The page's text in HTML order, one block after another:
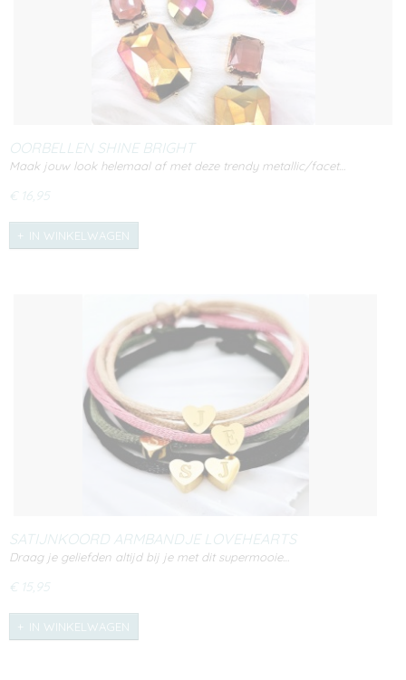
OORBELLEN SHINE BRIGHT
Maak jouw look helemaal af met deze trendy metallic/facet…
€ 16,95
IN WINKELWAGEN
SATIJNKOORD ARMBANDJE LOVEHEARTS
Draag je geliefden altijd bij je met dit supermooie…
€ 15,95
IN WINKELWAGEN